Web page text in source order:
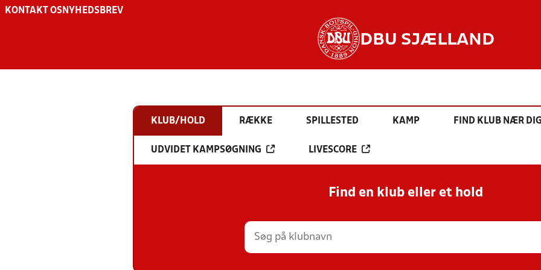
KONTAKT OS NYHEDSBREV
DBU SJÆLLAND
KLUB/HOLD RÆKKE SPILLESTED KAMP FIND KLUB NÆR
UDVIDET KAMPSØGNING LIVESCORE
Find en klub eller et hold